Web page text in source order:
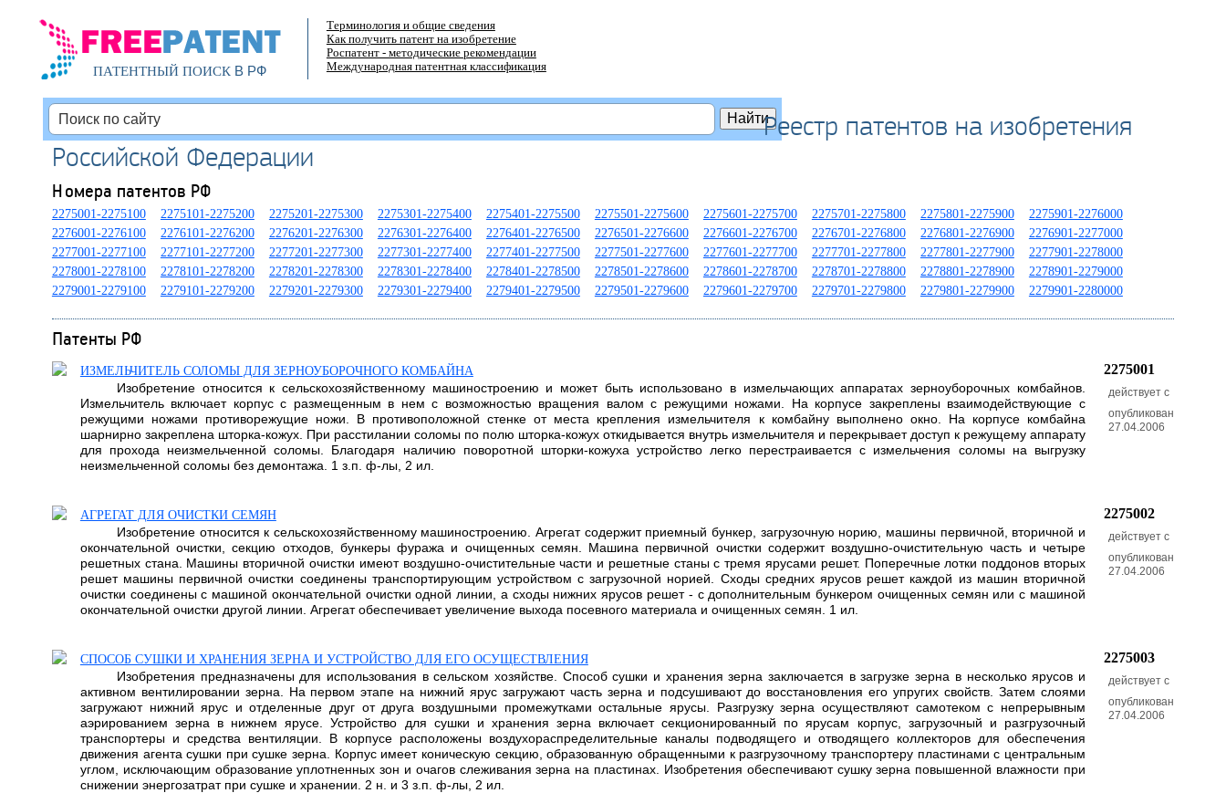
ПАТЕНТНЫЙ ПОИСКВ РФ
Терминология и общие сведения
Как получить патент на изобретение
Роспатент - методические рекомендации
Международная патентная классификация
Реестр патентов на изобретения
Российской Федерации
Номера патентов РФ
2275001-2275100 2275101-2275200 2275201-2275300 2275301-2275400 2275401-2275500 2275501-2275600 2275601-2275700 2275701-2275800 2275801-2275900
2275901-2276000
2276001-2276100
2276101-2276200 2276201-2276300 2276301-2276400 2276401-2276500 2276501-2276600 2276601-2276700 2276701-2276800 2276801-2276900
2276901-2277000
2277001-2277100
2277101-2277200 2277201-2277300 2277301-2277400 2277401-2277500 2277501-2277600 2277601-2277700 2277701-2277800 2277801-2277900
2277901-2278000
2278001-2278100
2278101-2278200 2278201-2278300 2278301-2278400 2278401-2278500 2278501-2278600 2278601-2278700 2278701-2278800 2278801-2278900
2278901-2279000
2279001-2279100
2279101-2279200 2279201-2279300 2279301-2279400 2279401-2279500 2279501-2279600 2279601-2279700 2279701-2279800 2279801-2279900 2279901-2280000
Патенты РФ
ИЗМЕЛЬЧИТЕЛЬ СОЛОМЫ ДЛЯ ЗЕРНОУБОРОЧНОГО КОМБАЙНА
Изобретение относится к сельскохозяйственному машиностроению и может быть использовано в измельчающих аппаратах зерноуборочных комбайнов.
Измельчитель включает корпус с размещенным в нем с возможностью вращения валом с режущими ножами. На корпусе закреплены взаимодействующие с
режущими ножами противорежущие ножи. В противоположной стенке от места крепления измельчителя к комбайну выполнено окно. На корпусе комбайна
шарнирно закреплена шторка-кожух. При расстилании соломы по полю шторка-кожух откидывается внутрь измельчителя и перекрывает доступ к режущему аппарату
для прохода неизмельченной соломы. Благодаря наличию поворотной шторки-кожуха устройство легко перестраивается с измельчения соломы на выгрузку
неизмельченной соломы без демонтажа. 1 з.п. ф-лы, 2 ил.
2275001
действует с
опубликован
27.04.2006
АГРЕГАТ ДЛЯ ОЧИСТКИ СЕМЯН
Изобретение относится к сельскохозяйственному машиностроению. Агрегат содержит приемный бункер, загрузочную норию, машины первичной, вторичной и
окончательной очистки, секцию отходов, бункеры фуража и очищенных семян. Машина первичной очистки содержит воздушно-очистительную часть и четыре
решетных стана. Машины вторичной очистки имеют воздушно-очистительные части и решетные станы с тремя ярусами решет. Поперечные лотки поддонов вторых
решет машины первичной очистки соединены транспортирующим устройством с загрузочной норией. Сходы средних ярусов решет каждой из машин вторичной
очистки соединены с машиной окончательной очистки одной линии, а сходы нижних ярусов решет - с дополнительным бункером очищенных семян или с машиной
окончательной очистки другой линии. Агрегат обеспечивает увеличение выхода посевного материала и очищенных семян. 1 ил.
2275002
действует с
опубликован
27.04.2006
СПОСОБ СУШКИ И ХРАНЕНИЯ ЗЕРНА И УСТРОЙСТВО ДЛЯ ЕГО ОСУЩЕСТВЛЕНИЯ
Изобретения предназначены для использования в сельском хозяйстве. Способ сушки и хранения зерна заключается в загрузке зерна в несколько ярусов и
активном вентилировании зерна. На первом этапе на нижний ярус загружают часть зерна и подсушивают до восстановления его упругих свойств. Затем слоями
загружают нижний ярус и отделенные друг от друга воздушными промежутками остальные ярусы. Разгрузку зерна осуществляют самотеком с непрерывным
аэрированием зерна в нижнем ярусе. Устройство для сушки и хранения зерна включает секционированный по ярусам корпус, загрузочный и разгрузочный
транспортеры и средства вентиляции. В корпусе расположены воздухораспределительные каналы подводящего и отводящего коллекторов для обеспечения
движения агента сушки при сушке зерна. Корпус имеет коническую секцию, образованную обращенными к разгрузочному транспортеру пластинами с центральным
углом, исключающим образование уплотненных зон и очагов слеживания зерна на пластинах. Изобретения обеспечивают сушку зерна повышенной влажности при
снижении энергозатрат при сушке и хранении. 2 н. и 3 з.п. ф-лы, 2 ил.
2275003
действует с
опубликован
27.04.2006